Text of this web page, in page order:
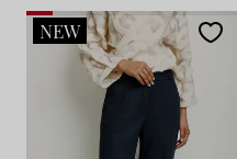
NEW